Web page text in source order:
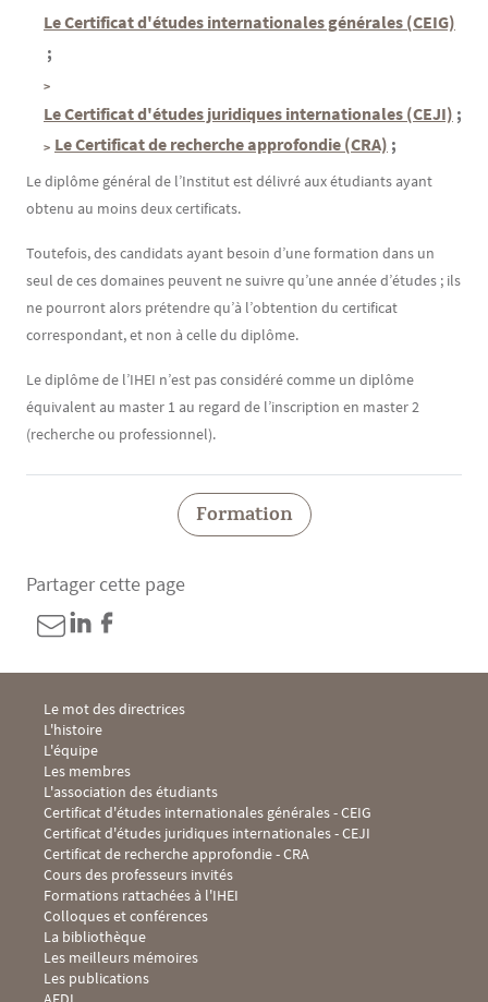
Le Certificat d'études internationales générales (CEIG)
;
Le Certificat d'études juridiques internationales (CEJI) ;
Le Certificat de recherche approfondie (CRA) ;
Le diplôme général de l’Institut est délivré aux étudiants ayant
obtenu au moins deux certificats.
Toutefois, des candidats ayant besoin d’une formation dans un
seul de ces domaines peuvent ne suivre qu’une année d’études ; ils
ne pourront alors prétendre qu’à l’obtention du certificat
correspondant, et non à celle du diplôme.
Le diplôme de l’IHEI n’est pas considéré comme un diplôme
équivalent au master 1 au regard de l’inscription en master 2
(recherche ou professionnel).
Formation
Partager cette page
Menu Footer IHEI 1
Le mot des directrices
L'histoire
L'équipe
Les membres
L'association des étudiants
Menu Footer IHEI 2
Certificat d'études internationales générales - CEIG
Certificat d'études juridiques internationales - CEJI
Certificat de recherche approfondie - CRA
Cours des professeurs invités
Formations rattachées à l'IHEI
Menu Footer IHEI 3
Colloques et conférences
La bibliothèque
Les meilleurs mémoires
Les publications
Menu Footer IHEI 4